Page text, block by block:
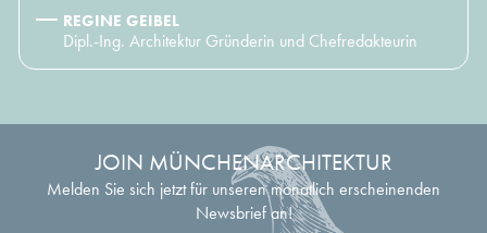
REGINE GEIBEL
Dipl.-Ing. Architektur Gründerin und Chefredakteurin
JOIN MÜNCHENARCHITEKTUR
Melden Sie sich jetzt für unseren monatlich erscheinenden
Newsbrief an!